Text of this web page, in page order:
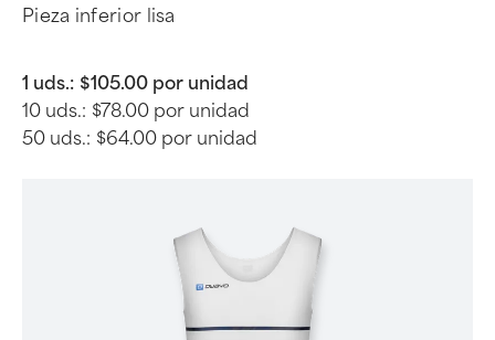
Pieza inferior lisa
1 uds.: $105.00 por unidad
10 uds.: $78.00 por unidad
50 uds.: $64.00 por unidad